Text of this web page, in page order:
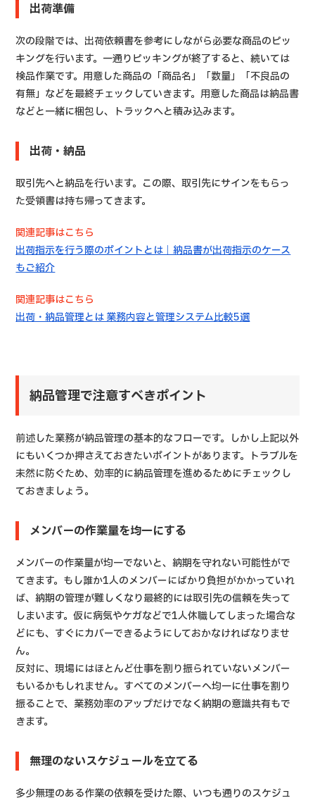
出荷準備
次の段階では、出荷依頼書を参考にしながら必要な商品のピッ
キングを行います。一通りピッキングが終了すると、続いては
検品作業です。用意した商品の「商品名」「数量」「不良品の
有無」などを最終チェックしていきます。用意した商品は納品書
などと一緒に梱包し、トラックへと積み込みます。
出荷・納品
取引先へと納品を行います。この際、取引先にサインをもらっ
た受領書は持ち帰ってきます。
関連記事はこちら
出荷指示を行う際のポイントとは｜納品書が出荷指示のケース
もご紹介
関連記事はこちら
出荷・納品管理とは 業務内容と管理システム比較5選
納品管理で注意すべきポイント
前述した業務が納品管理の基本的なフローです。しかし上記以外
にもいくつか押さえておきたいポイントがあります。トラブルを
未然に防ぐため、効率的に納品管理を進めるためにチェックし
ておきましょう。
メンバーの作業量を均一にする
メンバーの作業量が均一でないと、納期を守れない可能性がで
てきます。もし誰か1人のメンバーにばかり負担がかかっていれ
ば、納期の管理が難しくなり最終的には取引先の信頼を失って
しまいます。仮に病気やケガなどで1人休職してしまった場合な
どにも、すぐにカバーできるようにしておかなければなりませ
ん。
反対に、現場にはほとんど仕事を割り振られていないメンバー
もいるかもしれません。すべてのメンバーへ均一に仕事を割り
振ることで、業務効率のアップだけでなく納期の意識共有もで
きます。
無理のないスケジュールを立てる
多少無理のある作業の依頼を受けた際、いつも通りのスケジュ